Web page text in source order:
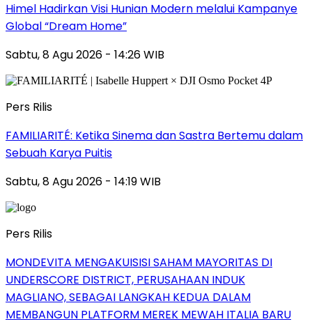
Himel Hadirkan Visi Hunian Modern melalui Kampanye
Global “Dream Home”
Sabtu, 8 Agu 2026 - 14:26 WIB
Pers Rilis
FAMILIARITÉ: Ketika Sinema dan Sastra Bertemu dalam
Sebuah Karya Puitis
Sabtu, 8 Agu 2026 - 14:19 WIB
Pers Rilis
MONDEVITA MENGAKUISISI SAHAM MAYORITAS DI
UNDERSCORE DISTRICT, PERUSAHAAN INDUK
MAGLIANO, SEBAGAI LANGKAH KEDUA DALAM
MEMBANGUN PLATFORM MEREK MEWAH ITALIA BARU